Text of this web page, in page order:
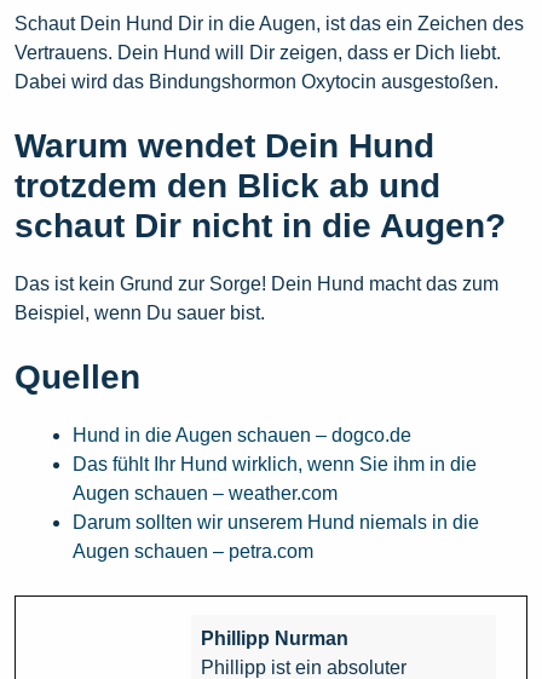
Schaut Dein Hund Dir in die Augen, ist das ein Zeichen des
Vertrauens. Dein Hund will Dir zeigen, dass er Dich liebt.
Dabei wird das Bindungshormon Oxytocin ausgestoßen.
Warum wendet Dein Hund
trotzdem den Blick ab und
schaut Dir nicht in die Augen?
Das ist kein Grund zur Sorge! Dein Hund macht das zum
Beispiel, wenn Du sauer bist.
Quellen
Hund in die Augen schauen – dogco.de
Das fühlt Ihr Hund wirklich, wenn Sie ihm in die
Augen schauen – weather.com
Darum sollten wir unserem Hund niemals in die
Augen schauen – petra.com
Phillipp Nurman
Phillipp ist ein absoluter